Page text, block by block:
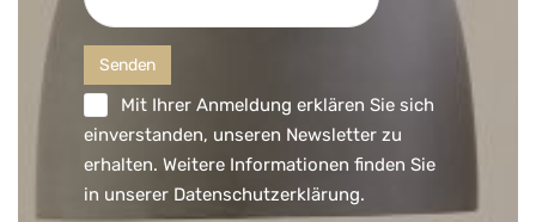
Mit Ihrer Anmeldung erklären Sie sich
einverstanden, unseren Newsletter zu
erhalten. Weitere Informationen finden Sie
in unserer Datenschutzerklärung.